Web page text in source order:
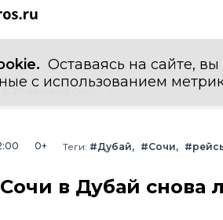
Оставаясь на сайте,
с использованием
С 29 июня из Сочи в Дубай снова летает Flydubai: рейсы три раза в неделю
0+ Теги: #Дубай #Сочи
в Дубай снова